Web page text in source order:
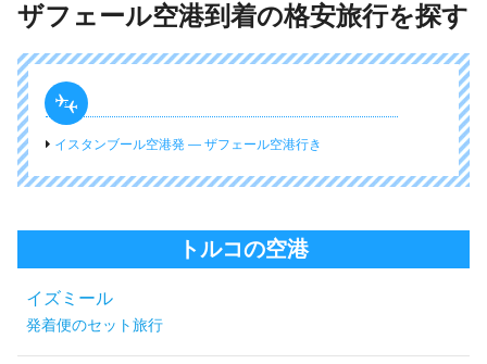
ザフェール空港到着の格安旅行を探す
イスタンブール空港発 ― ザフェール空港行き
トルコの空港
イズミール
発着便のセット旅行